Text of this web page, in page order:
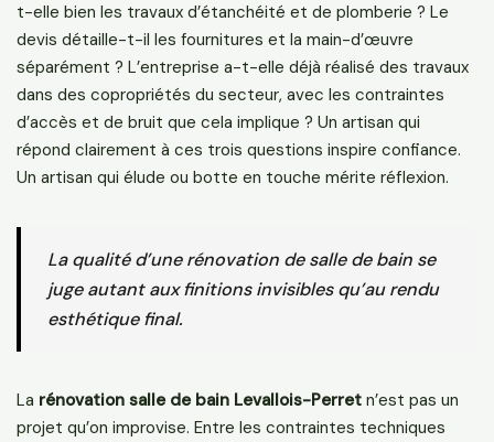
t-elle bien les travaux d’étanchéité et de plomberie ? Le
devis détaille-t-il les fournitures et la main-d’œuvre
séparément ? L’entreprise a-t-elle déjà réalisé des travaux
dans des copropriétés du secteur, avec les contraintes
d’accès et de bruit que cela implique ? Un artisan qui
répond clairement à ces trois questions inspire confiance.
Un artisan qui élude ou botte en touche mérite réflexion.
La qualité d’une rénovation de salle de bain se
juge autant aux finitions invisibles qu’au rendu
esthétique final.
La rénovation salle de bain Levallois-Perret n’est pas un
projet qu’on improvise. Entre les contraintes techniques